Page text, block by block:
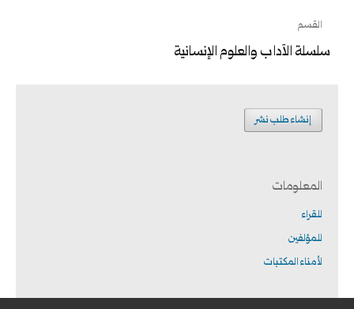
القسم
سلسلة الآداب والعلوم الإنسانية
إنشاء طلب نشر
المعلومات
للقراء
للمؤلفين
لأمناء المكتبات